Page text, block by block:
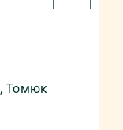
,Томюк